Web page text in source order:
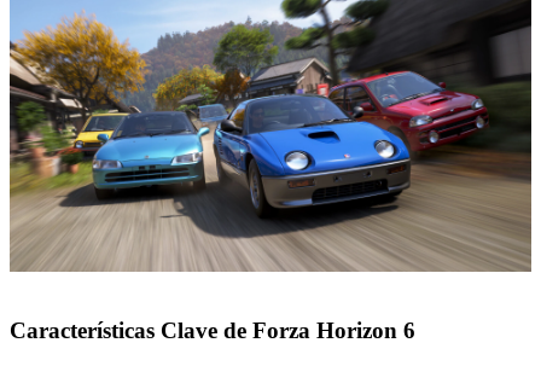
Características Clave de Forza Horizon 6